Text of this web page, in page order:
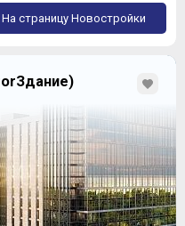
На страницу Новостройки